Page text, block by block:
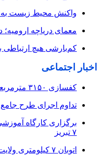
واکنش محیط زیست به
معمای دریاچه ارومیه؛
کم‌بارشی هیچ ارتباطی
اخبار اجتماعی
کفسازی ۳۱۵۰ مترمربعی پیاده‌راه‌های پارک تلاش آغاز شد
تداوم اجرای طرح جامع
برگزاری کارگاه
۷ تبریز
اتوبان ۷ کیلومتری ولایت تا سه ماه آینده به کرکج می‌رسد